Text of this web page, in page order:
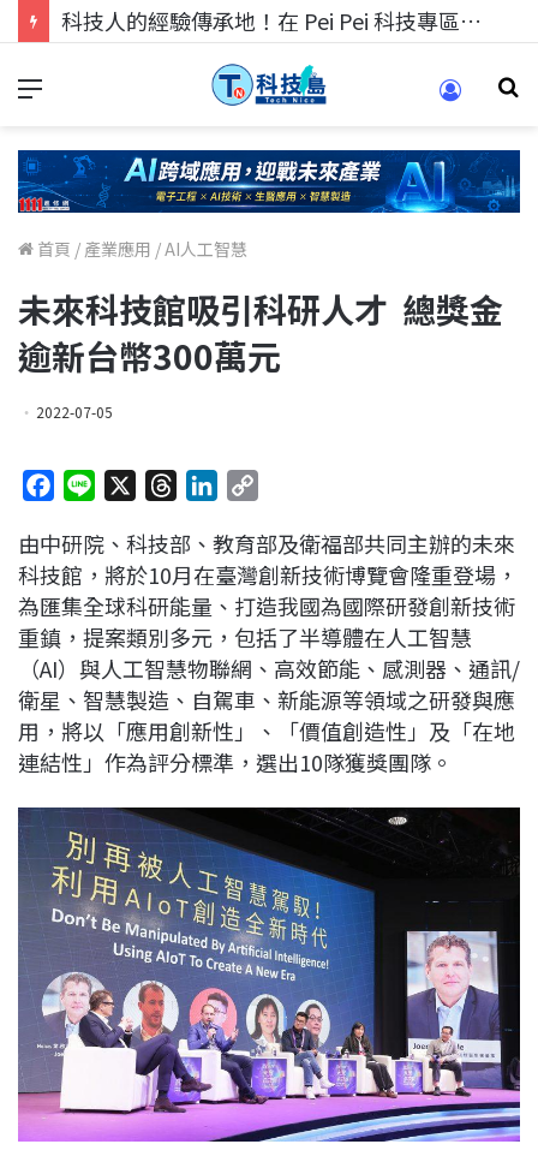
科技人的經驗傳承地！在 Pei Pei 科技專區，與學弟妹交流最硬核的技術
首頁 / 產業應用 /AI人工智慧
未來科技館吸引科研人才 總獎金
逾新台幣300萬元
2022-07-05
c
e
b
o
o
k
n
e
r
e
a
d
s
n
k
e
d
I
n
p
y
L
i
n
k
由中研院、科技部、教育部及衛福部共同主辦的未來
科技館，將於10月在臺灣創新技術博覽會隆重登場，
為匯集全球科研能量、打造我國為國際研發創新技術
重鎮，提案類別多元，包括了半導體在人工智慧
（AI）與人工智慧物聯網、高效節能、感測器、通訊/
衛星、智慧製造、自駕車、新能源等領域之研發與應
用，將以「應用創新性」、「價值創造性」及「在地
連結性」作為評分標準，選出10隊獲獎團隊。